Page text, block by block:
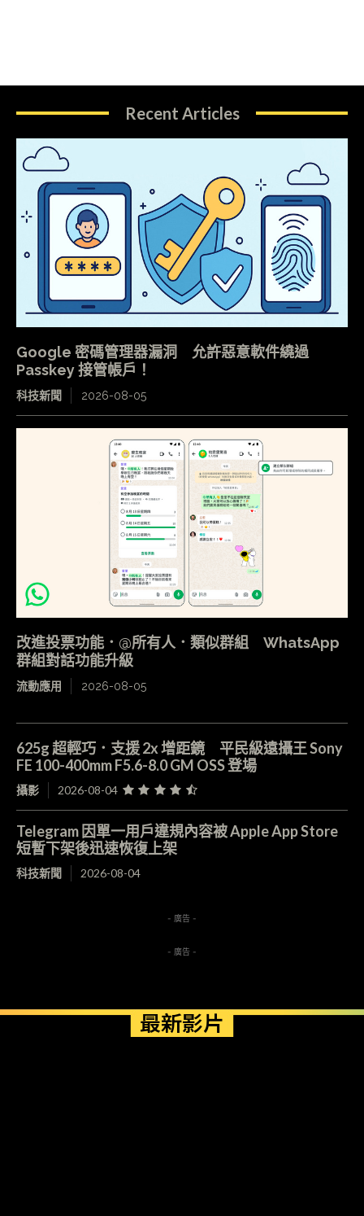
Recent Articles
Google 密碼管理器漏洞 允許惡意軟件繞過
Passkey 接管帳戶！
科技新聞 2026-08-05
改進投票功能．@所有人．類似群組 WhatsApp
群組對話功能升級
流動應用 2026-08-05
625g 超輕巧．支援 2x 增距鏡 平民級遠攝王 Sony
FE 100-400mm F5.6-8.0 GM OSS 登場
攝影 2026-08-04
Telegram 因單一用戶違規內容被 Apple App Store
短暫下架後迅速恢復上架
科技新聞 2026-08-04
- 廣告 -
- 廣告 -
最新影片